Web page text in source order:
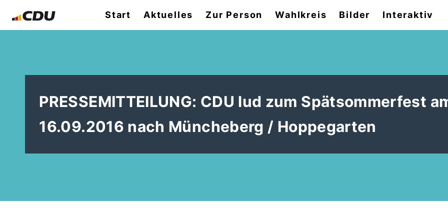
Start Aktuelles Zur Person Wahlkreis Bilder Interaktiv
PRESSEMITTEILUNG: CDU lud zum Spätsommerfest
16.09.2016 nach Müncheberg / Hoppegarten